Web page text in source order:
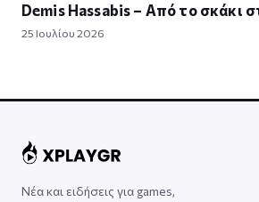
Demis Hassabis – Από το σκάκι
25 Ιουλίου 2026
Νέα και ειδήσεις για games,